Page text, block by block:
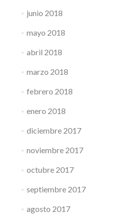
junio 2018
mayo 2018
abril 2018
marzo 2018
febrero 2018
enero 2018
diciembre 2017
noviembre 2017
octubre 2017
septiembre 2017
agosto 2017